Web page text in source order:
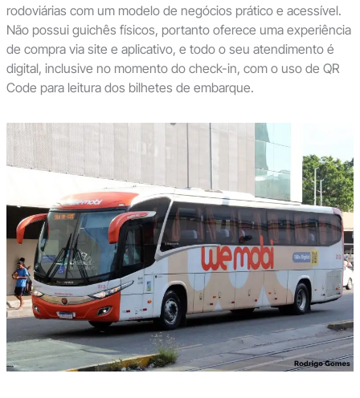
rodoviárias com um modelo de negócios prático e acessível.
Não possui guichês físicos, portanto oferece uma experiência
de compra via site e aplicativo, e todo o seu atendimento é
digital, inclusive no momento do check-in, com o uso de QR
Code para leitura dos bilhetes de embarque.